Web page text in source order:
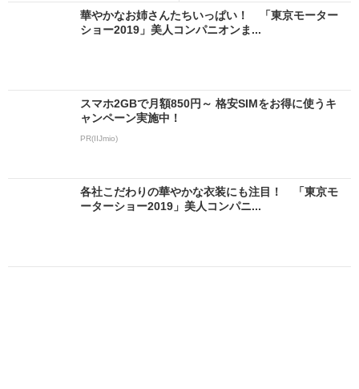
華やかなお姉さんたちいっぱい！ 「東京モーター
ショー2019」美人コンパニオンま...
スマホ2GBで月額850円～ 格安SIMをお得に使うキ
ャンペーン実施中！
PR(IIJmio)
各社こだわりの華やかな衣装にも注目！ 「東京モ
ーターショー2019」美人コンパニ...